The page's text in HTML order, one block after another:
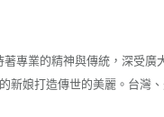
專業的精神與傳統，深受廣
新娘打造傳世的美麗。台灣